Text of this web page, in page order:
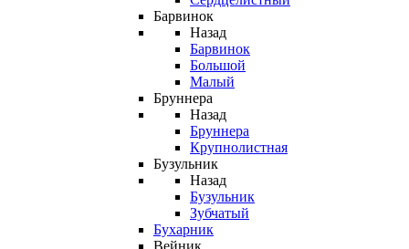
Барвинок
Назад
Барвинок
Большой
Малый
Бруннера
Назад
Бруннера
Крупнолистная
Бузульник
Назад
Бузульник
Зубчатый
Бухарник
Вейник